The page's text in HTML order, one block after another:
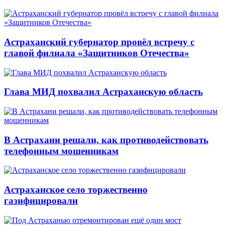
Астраханский губернатор провёл встречу с
главой филиала «Защитников Отечества»
Глава МИД похвалил Астраханскую область
В Астрахани решали, как противодействовать
телефонным мошенникам
Астраханское село торжественно
газифицировали